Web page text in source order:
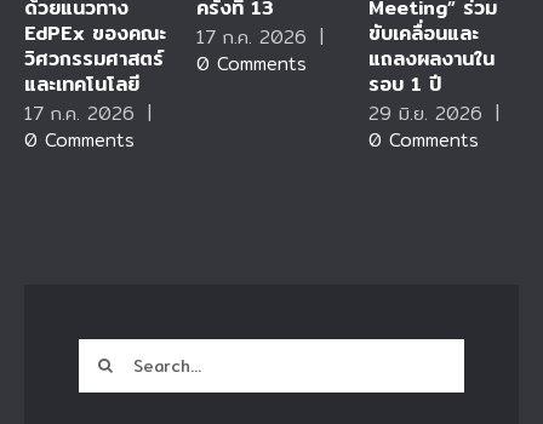
ด้วยแนวทาง
EdPEx ของคณะ
วิศวกรรมศาสตร์
และเทคโนโลยี
17 ก.ค. 2026 |
0 Comments
ครั้งที่ 13
17 ก.ค. 2026 |
0 Comments
Meeting” ร่วม
ขับเคลื่อนและ
แถลงผลงานใน
รอบ 1 ปี
29 มิ.ย. 2026 |
0 Comments
Search
for: